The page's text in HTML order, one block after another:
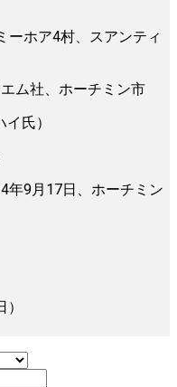
ーホア4村、スアンティ
ム社、ホーチミン市
氏）
年9月17日、ホーチミン